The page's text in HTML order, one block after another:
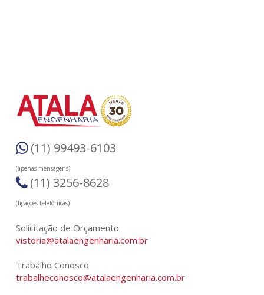
(11) 99493-6103
(apenas mensagens)
(11) 3256-8628
(ligações telefônicas)
Solicitação de Orçamento
vistoria@atalaengenharia.com.br
Trabalho Conosco
trabalheconosco@atalaengenharia.com.br